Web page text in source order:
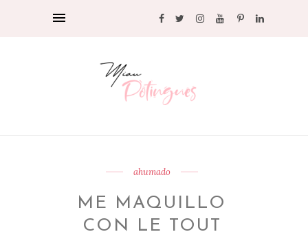
ahumado
ME MAQUILLO
CON LE TOUT